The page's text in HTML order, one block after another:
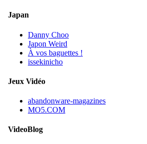
Japan
Danny Choo
Japon Weird
À vos baguettes !
issekinicho
Jeux Vidéo
abandonware-magazines
MO5.COM
VideoBlog